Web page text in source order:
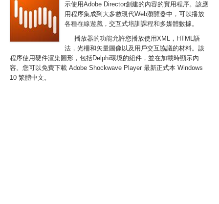
示使用Adobe Director創建的內容的實用程序。該應
用程序集成到大多數現代Web瀏覽器中，可以播放
各種在線遊戲，交互式培訓課程和多媒體數據。
播放器的功能允許您播放使用XML，HTML語
法，光柵和矢量圖像以及用戶交互協議的材料。該
程序使用硬件渲染圖形，包括Delphi環境的組件，並在加載時顯示內
容。您可以免費下載 Adobe Shockwave Player 最新正式本 Windows
10 繁體中文。